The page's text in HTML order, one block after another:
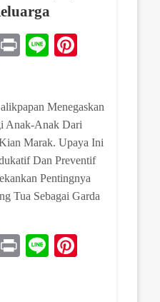
Print
LinePinterest
Menegaskan
Anak-Anak Dari
Marak. Upaya Ini
Dan Preventif
Pentingnya
Tua Sebagai Garda
Print
LinePinterest